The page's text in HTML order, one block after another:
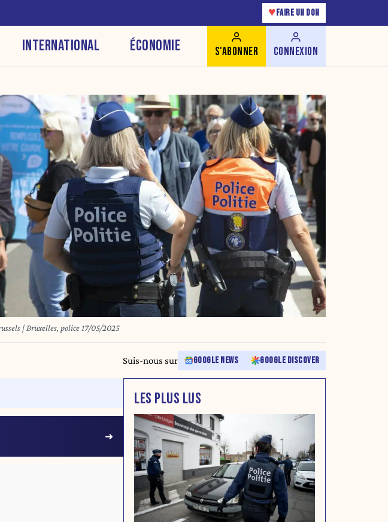
♥ FAIRE UN DON
INTERNATIONAL ÉCONOMIE S'ABONNER CONNEXION
| Bruxelles, police 17/05/2025
Suis-nous sur GOOGLE NEWS GOOGLE DISCOVER
LES PLUS LUS